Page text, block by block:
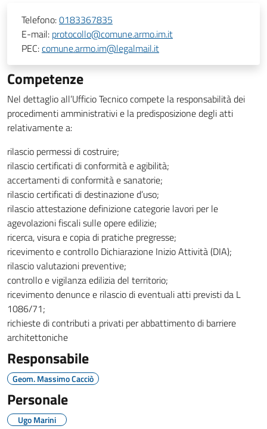
Telefono:0183367835
E-mail: protocollo@comune.armo.im.it
PEC:comune.armo.im@legalmail.it
Competenze
Nel dettaglio all’Ufficio Tecnico compete la responsabilità dei
procedimenti amministrativi e la predisposizione degli atti
relativamente a:
rilascio permessi di costruire;
rilascio certificati di conformità e agibilità;
accertamenti di conformità e sanatorie;
rilascio certificati di destinazione d’uso;
rilascio attestazione definizione categorie lavori per le
agevolazioni fiscali sulle opere edilizie;
ricerca, visura e copia di pratiche pregresse;
ricevimento e controllo Dichiarazione Inizio Attività (DIA);
rilascio valutazioni preventive;
controllo e vigilanza edilizia del territorio;
ricevimento denunce e rilascio di eventuali atti previsti da L
1086/71;
richieste di contributi a privati per abbattimento di barriere
architettoniche
Responsabile
Geom. Massimo Cacciò
Personale
Ugo Marini